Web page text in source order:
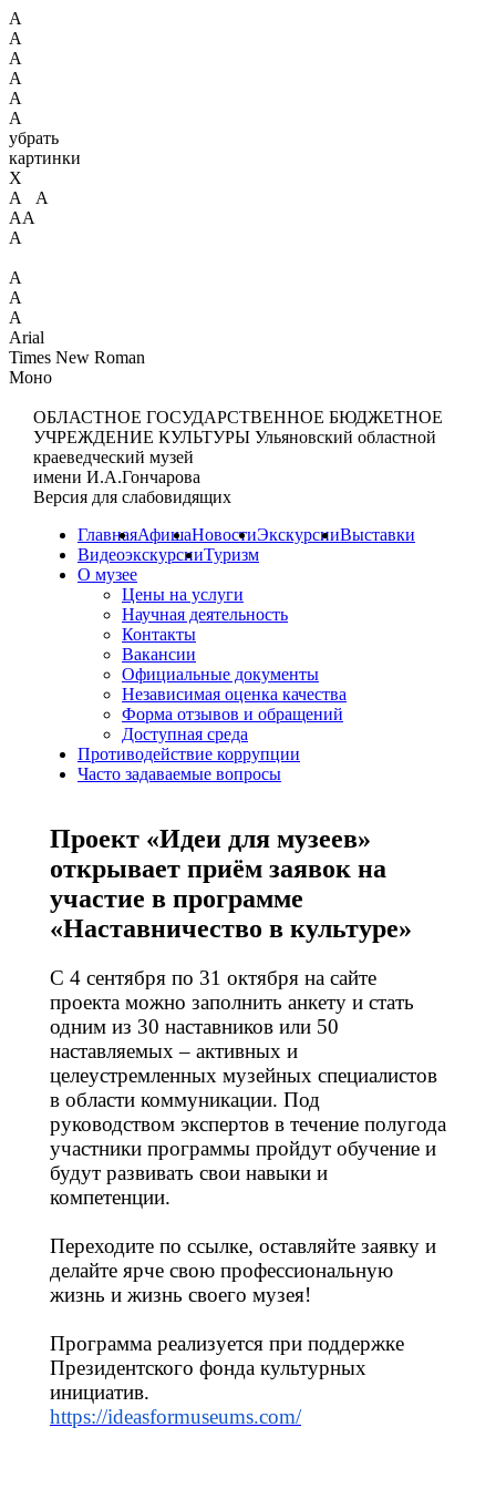
А
А
А
А
А
А
убрать
картинки
X
А А
АА
А
А
А
А
Arial
Times New Roman
Моно
ОБЛАСТНОЕ ГОСУДАРСТВЕННОЕ БЮДЖЕТНОЕ
УЧРЕЖДЕНИЕ КУЛЬТУРЫ Ульяновский областной
краеведческий музей
имени И.А.Гончарова
Версия для слабовидящих
ГлавнаяАфишаНовостиЭкскурсииВыставки
ВидеоэкскурсииТуризм
О музее
Цены на услуги
Научная деятельность
Контакты
Вакансии
Официальные документы
Независимая оценка качества
Форма отзывов и обращений
Доступная среда
Противодействие коррупции
Часто задаваемые вопросы
Проект «Идеи для музеев»
открывает приём заявок на
участие в программе
«Наставничество в культуре»
С 4 сентября по 31 октября на сайте
проекта можно заполнить анкету и стать
одним из 30 наставников или 50
наставляемых – активных и
целеустремленных музейных специалистов
в области коммуникации. Под
руководством экспертов в течение полугода
участники программы пройдут обучение и
будут развивать свои навыки и
компетенции.
Переходите по ссылке, оставляйте заявку и
делайте ярче свою профессиональную
жизнь и жизнь своего музея!
Программа реализуется при поддержке
Президентского фонда культурных
инициатив.
https://ideasformuseums.com/